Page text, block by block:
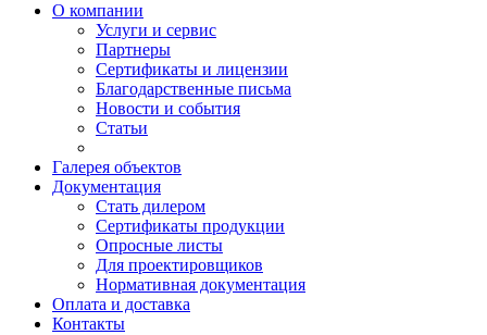
О компании
Услуги и сервис
Партнеры
Сертификаты и лицензии
Благодарственные письма
Новости и события
Статьи
Галерея объектов
Документация
Стать дилером
Сертификаты продукции
Опросные листы
Для проектировщиков
Нормативная документация
Оплата и доставка
Контакты